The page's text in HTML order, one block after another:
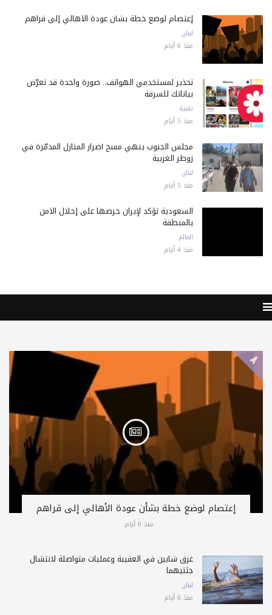
إعتصام لوضع خطة بشأن عودة الأهالي إلى قراهم
لبنان
منذ 6 أيام
تحذير لمستخدمي الهواتف.. صورة واحدة قد تعرّض
بياناتك للسرقة
تقنية
منذ 5 أيام
مجلس الجنوب ينهي مسح أضرار المنازل المدمّرة في
زوطر الغربية
لبنان
منذ 5 أيام
السعودية تؤكد لإيران حرصها على إحلال الأمن
بالمنطقة
العالم
منذ 4 أيام
إعتصام لوضع خطة بشأن عودة الأهالي إلى قراهم
منذ 6 أيام
غرق شابين في العقيبة وعمليات متواصلة لانتشال
جثتيهما
لبنان
منذ 6 أيام